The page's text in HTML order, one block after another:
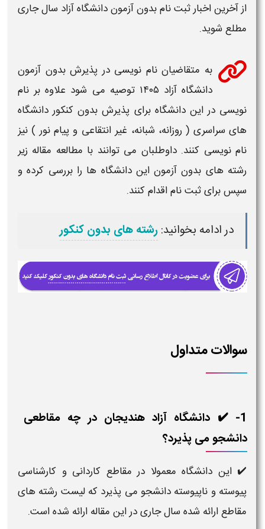
از آخرین اخبارثبت نام بدون آزمون دانشگاه آزاد سال جاری
مطلع شوید.
به متقاضیان نام نویسی در پذیرشبدون آزمون
دانشگاه آزاد ۱۴۰۵
توصیه می شود علاوه بر نام
نویسی در ایندانشگاهبرای پذیرش بدون کنکور دانشگاه
های سراسری ( روزانه، شبانه، غیر انتقاعی و پیام نور ) نیز
نام نویسی کنند. داوطلبان می توانند با مطالعه مقاله زیر
رشته های بدون آزمونایندانشگاه ها را بررسی کرده و
سپس برای ثبت نام اقدام کنند.
در ادامه بخوانید:رشته های بدون کنکور
سوالات متداول
1- ✔️ دانشگاه آزاد هندیجان در چه مقاطعی
دانشجو می پذیرد؟
✔️ این دانشگاه معمولا در مقاطع کاردانی و کارشناسی
پیوسته و ناپیوسته دانشجو می پذیرد که لیست رشته های
مقاطع ارائه شده سال جاری در این مقاله ارائه شده است.